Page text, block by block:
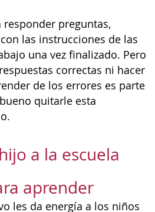
preguntas,
las instrucciones de las
una vez finalizado. Pero
correctas ni hacer
de los errores es parte
quitarle esta
a la escuela
aprender
les da energía a los niños